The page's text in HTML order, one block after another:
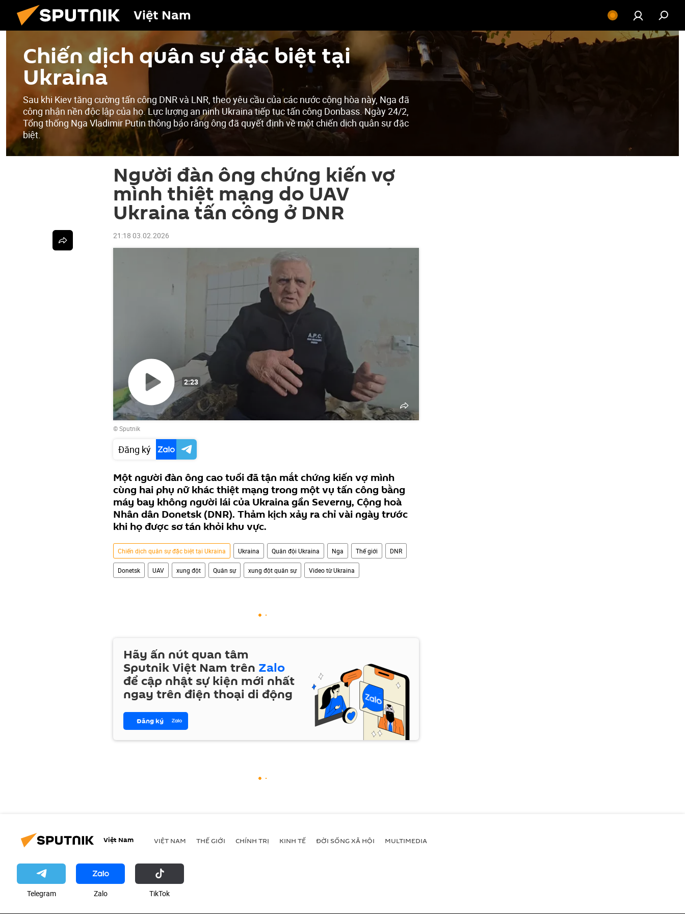
Việt Nam
Chiến dịch quân sự đặc biệt tại
Ukraina
Sau khi Kiev tăng cường tấn công DNR và LNR, theo yêu cầu của các nước cộng hòa này, Nga đã
công nhận nền độc lập của họ. Lực lượng an ninh Ukraina tiếp tục tấn công Donbass. Ngày 24/2,
Tổng thống Nga Vladimir Putin thông báo rằng ông đã quyết định về một chiến dịch quân sự đặc
biệt.
Người đàn ông chứng kiến vợ
mình thiệt mạng do UAV
Ukraina tấn công ở DNR
21:18 03.02.2026
Phát
2:23
© Sputnik
Đăng ký
Một người đàn ông cao tuổi đã tận mắt chứng kiến vợ mình
cùng hai phụ nữ khác thiệt mạng trong một vụ tấn công bằng
máy bay không người lái của Ukraina gần Severny, Cộng hoà
Nhân dân Donetsk (DNR). Thảm kịch xảy ra chỉ vài ngày trước
khi họ được sơ tán khỏi khu vực.
Chiến dịch quân sự đặc biệt tại Ukraina Ukraina Quân đội Ukraina Nga Thế giới DNR
Donetsk UAV xung đột Quân sự xung đột quân sự Video từ Ukraina
Hãy ấn nút quan tâm
Sputnik Việt Nam trên Zalo
để cập nhật sự kiện mới nhất
ngay trên điện thoại di động
Đăng ký
Việt Nam VIỆT NAM THẾ GIỚI CHÍNH TRỊ KINH TẾ ĐỜI SỐNG XÃ HỘI MULTIMEDIA
Telegram Zalo ТikТоk